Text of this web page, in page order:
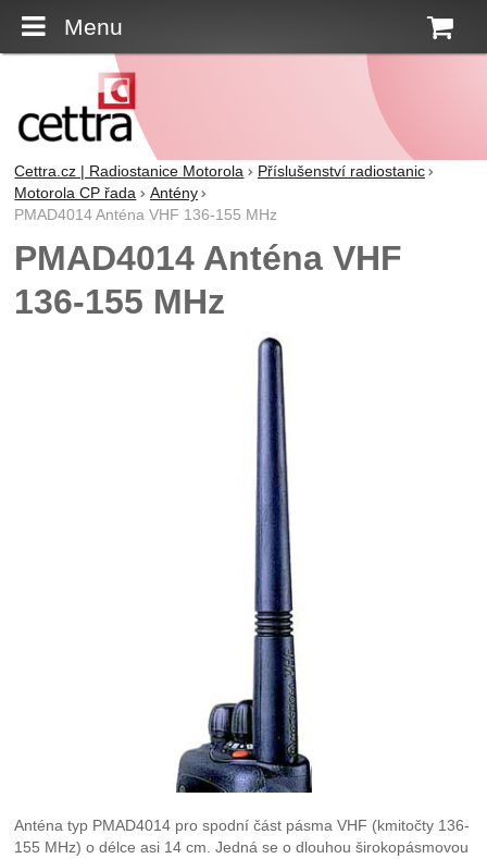
Menu
Cettra.cz | Radiostanice Motorola
Příslušenství radiostanic
Motorola CP řada
Antény
PMAD4014 Anténa VHF 136-155 MHz
PMAD4014 Anténa VHF
136-155 MHz
Anténa typ PMAD4014 pro spodní část pásma VHF (kmitočty 136-
155 MHz) o délce asi 14 cm. Jedná se o dlouhou širokopásmovou